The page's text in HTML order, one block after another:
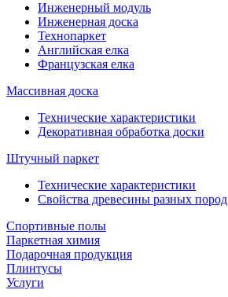
Инженерный модуль
Инженерная доска
Технопаркет
Английская елка
Французская елка
Массивная доска
Технические характеристики
Декоративная обработка доски
Штучный паркет
Технические характеристики
Свойства древесины разных пород
Спортивные полы
Паркетная химия
Подарочная продукция
Плинтусы
Услуги